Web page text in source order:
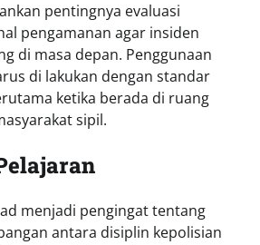
pentingnya evaluasi
pengamanan agar insiden
di masa depan. Penggunaan
di lakukan dengan standar
ketika berada di ruang
sipil.
menjadi pengingat tentang
antara disiplin kepolisian